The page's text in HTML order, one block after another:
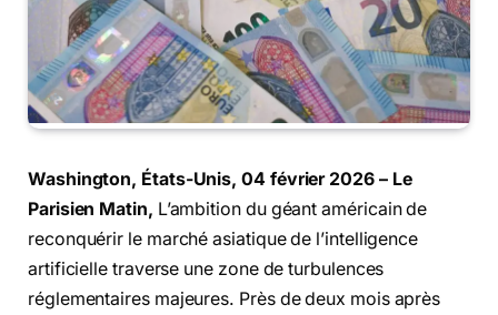
Washington, États-Unis, 04 février 2026 – Le
Parisien Matin, L’ambition du géant américain de
reconquérir le marché asiatique de l’intelligence
artificielle traverse une zone de turbulences
réglementaires majeures. Près de deux mois après